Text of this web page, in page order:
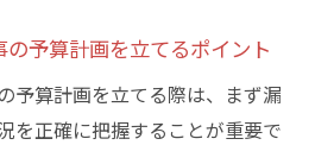
予算計画を立てるポイント
予算計画を立てる際は、まず漏
を正確に把握することが重要で